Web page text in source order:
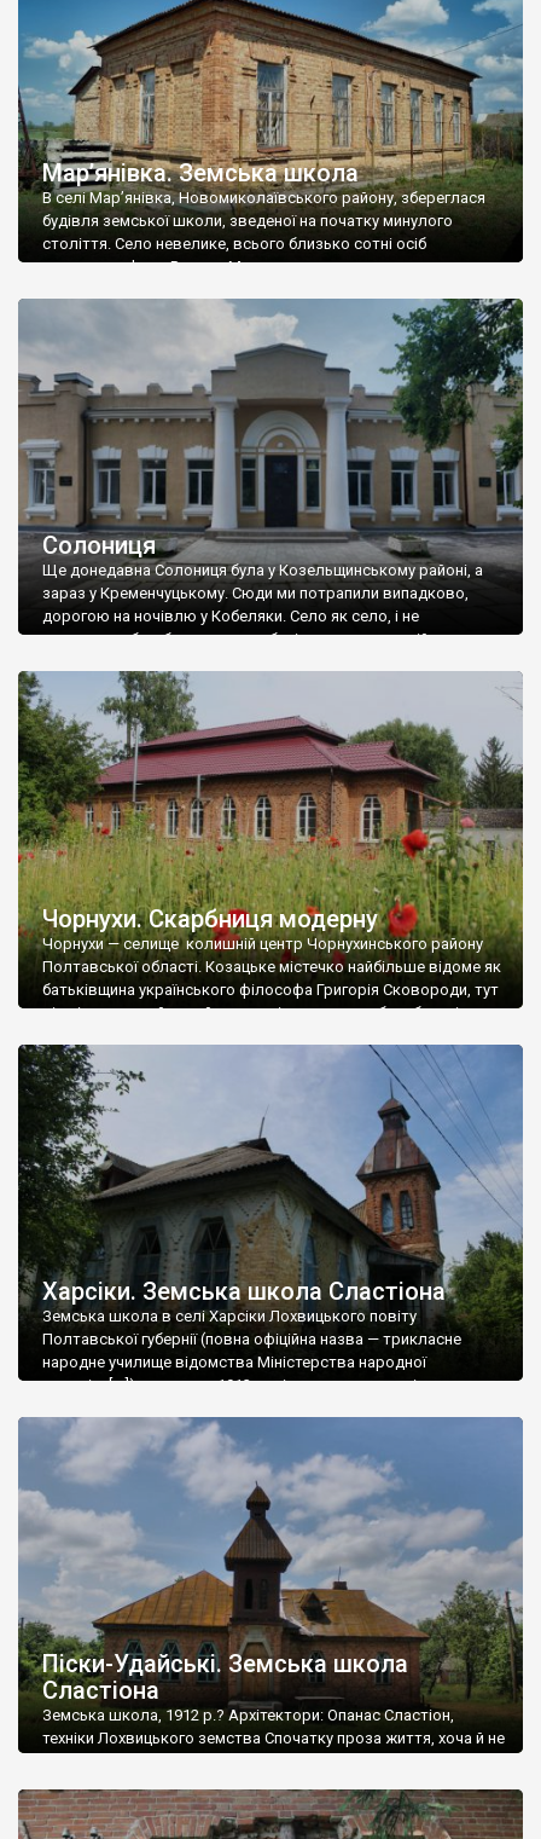
Мар’янівка. Земська школа
В селі Мар’янівка, Новомиколаївського району, збереглася
будівля земської школи, зведеної на початку минулого
століття. Село невелике, всього близько сотні осіб
населення. Фото Романа Маленкова.
Солониця
Ще донедавна Солониця була у Козельщинському районі, а
зараз у Кременчуцькому. Сюди ми потрапили випадково,
дорогою на ночівлю у Кобеляки. Село як село, і не
зупинялися б, якби не красива будівля школи, в якій ми зразу
земська була, а «вища початкова» – так вона називалася. В
цю […]
Чорнухи. Скарбниця модерну
Чорнухи — селище колишній центр Чорнухинського району
Полтавської області. Козацьке містечко найбільше відоме як
батьківщина українського філософа Григорія Сковороди, тут
діє літературний музей з меморіальною садибою батьків
походження топоніму «Чорнухи», крім декількох народних
легенд, в тому числі і тієї, що апелює до козака-
першопоселенця на ім’я Чорнуха, висуваються 3 версії: […]
Харсіки. Земська школа Сластіона
Земська школа в селі Харсіки Лохвицького повіту
Полтавської губернії (повна офіційна назва — трикласне
народне училище відомства Міністерства народної
просвіти[ru]) зведена в 1913 році за проектом архітектора
багатьох шкіл Лохвицького земства. Шкільний комплекс в
Харсіках включав власне школу (зведена 1913 року),
дерев‘яний сарай, дубовий погріб, відхідник, […]
Піски-Удайські. Земська школа
Сластіона
Земська школа, 1912 р.? Архітектори: Опанас Сластіон,
техніки Лохвицького земства Спочатку проза життя, хоча й не
столітня, у такому ж, як і школа, стилі українського модерну.
Скоріше за все, більш ніде в Україні не знайти подібної